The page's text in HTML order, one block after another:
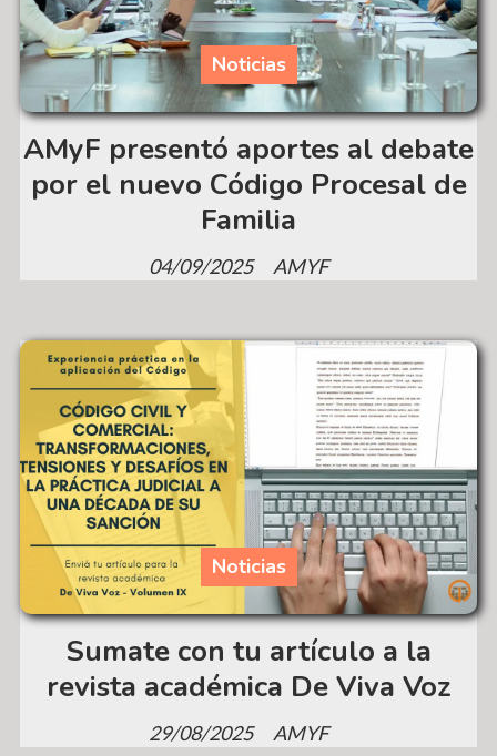
AMyF presentó aportes al debate
por el nuevo Código Procesal de
Familia
AMYF
Noticias
04/09/2025
Sumate con tu artículo a la
revista académica De Viva Voz
AMYF
Noticias
29/08/2025